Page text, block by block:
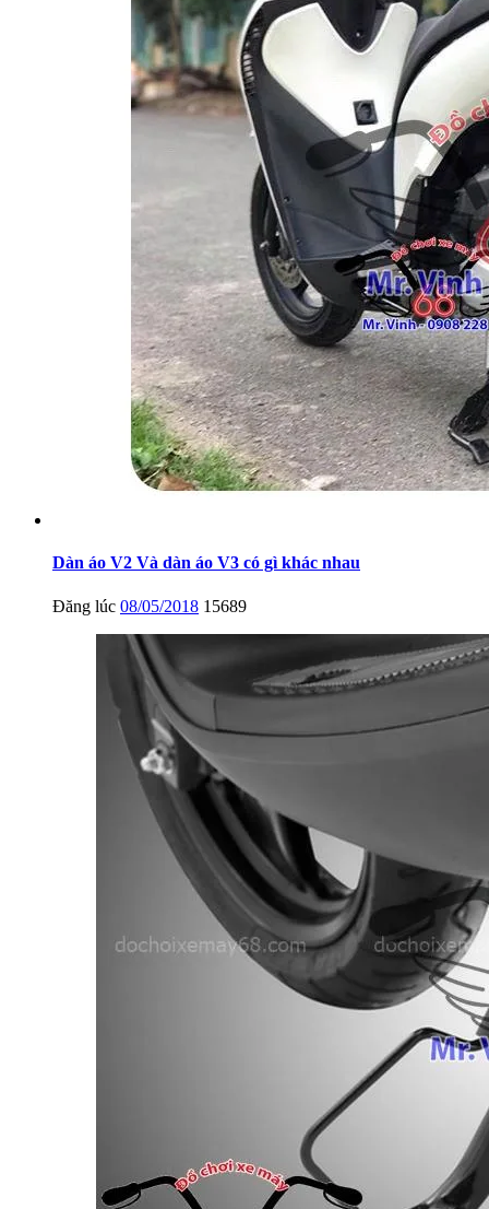
Dàn áo V2 Và dàn áo V3 có gì khác nhau
Đăng lúc 08/05/2018 15689